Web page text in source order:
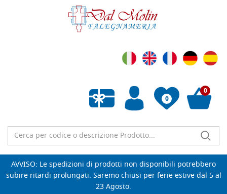
0
Wishlist vuota
0
AVVISO: Le spedizioni di prodotti non disponibili potrebbero
subire ritardi prolungati. Saremo chiusi per ferie estive dal 5 al
23 Agosto.